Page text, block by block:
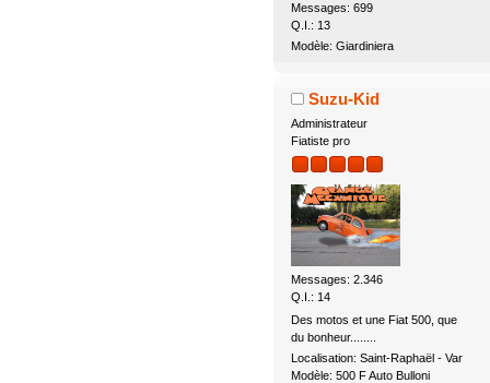
Messages: 699
Q.I.: 13
Modèle: Giardiniera
Suzu-Kid
Administrateur
Fiatiste pro
Messages: 2.346
Q.I.: 14
Des motos et une Fiat 500, que
du bonheur........
Localisation: Saint-Raphaël - Var
Modèle: 500 F Auto Bulloni